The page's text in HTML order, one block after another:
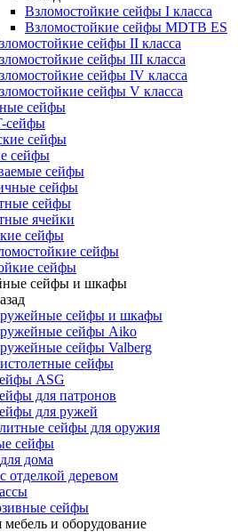
Взломостойкие сейфы I класса
Взломостойкие сейфы MDTB ES
сейфы II класса
сейфы III класса
сейфы IV класса
сейфы V класса
сейфы
сейфы
сейфы
сейфы
сейфы
сейфы
сейфы
ячейки
сейфы
сейфы
сейфы
сейфы и шкафы
сейфы и шкафы
сейфы Aiko
сейфы Valberg
сейфы
ASG
для патронов
для ружей
сейфы для оружия
сейфы
дома
отделкой деревом
сейфы
и оборудование